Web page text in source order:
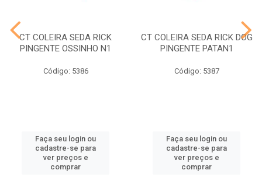
CT COLEIRA SEDA RICK
PINGENTE OSSINHO N1
Código: 5386
Faça seu login ou
cadastre-se para
ver preços e
comprar
CT COLEIRA SEDA RICK DOG
PINGENTE PATAN1
Código: 5387
Faça seu login ou
cadastre-se para
ver preços e
comprar